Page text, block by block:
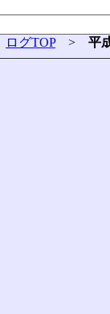
ログTOP> 平